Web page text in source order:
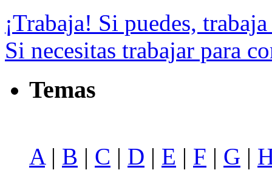
¡Trabaja! Si puedes,
Si necesitas trabajar para
Temas
A | B | C | D | E | F | G |